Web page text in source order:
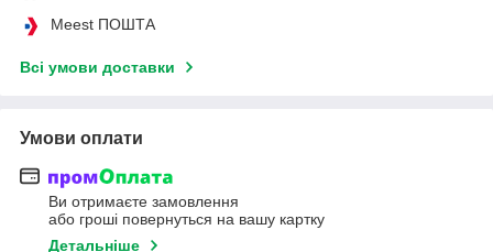
Meest ПОШТА
Всі умови доставки
Умови оплати
Ви отримаєте замовлення
або гроші повернуться на вашу картку
Детальніше